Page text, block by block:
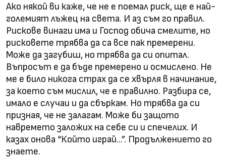
Ако някой ви каже, че не е поемал риск, ще е най-
големият лъжец на света. И аз съм го правил.
Рискове винаги има и Господ обича смелите, но
рисковете трябва да са все пак премерени.
Може да загубиш, но трябва да си опитал.
Въпросът е да бъде премерено и осмислено. Не
ме е било никога страх да се хвърля в начинание,
за което съм мислил, че е правилно. Разбира се,
имало е случаи и да сбъркам. Но трябва да си
призная, че не залагам. Може би защото
навремето заложих на себе си и спечелих. И
казах онова “Който играй...”. Продължението го
знаете.